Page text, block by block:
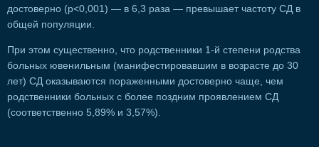
достоверно (р<0,001) — в 6,3 раза — превышает частоту СД в
общей популяции.
При этом существенно, что родственники 1-й степени родства
больных ювенильным (манифестировавшим в возрасте до 30
лет) СД оказываются пораженными достоверно чаще, чем
родственники больных с более поздним проявлением СД
(соответственно 5,89% и 3,57%).